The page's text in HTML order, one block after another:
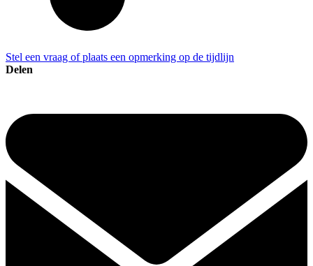
Stel een vraag of plaats een opmerking op de tijdlijn
Delen